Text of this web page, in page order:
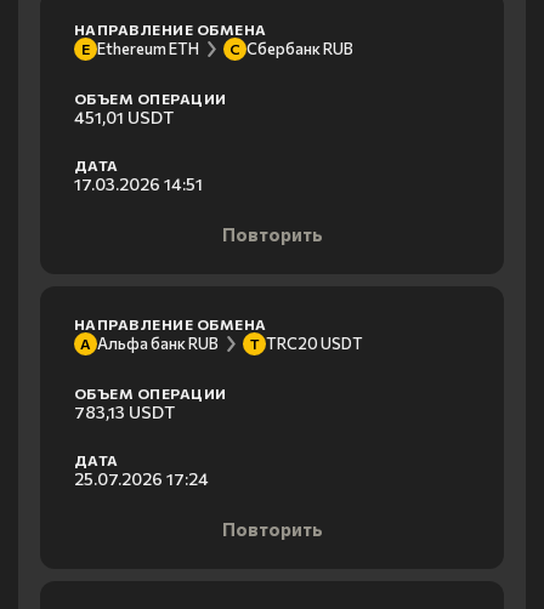
НАПРАВЛЕНИЕ ОБМЕНА
E Ethereum ETH С Сбербанк RUB
ОБЪЕМ ОПЕРАЦИИ
451,01 USDT
ДАТА
17.03.2026 14:51
Повторить
НАПРАВЛЕНИЕ ОБМЕНА
А Альфа банк RUB T TRC20 USDT
ОБЪЕМ ОПЕРАЦИИ
783,13 USDT
ДАТА
25.07.2026 17:24
Повторить